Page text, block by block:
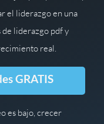
el liderazgo en una
de liderazgo pdf y
real.
GRATIS
es bajo, crecer